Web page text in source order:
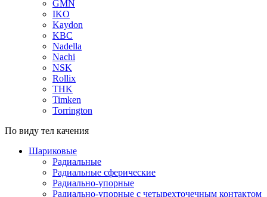
GMN
IKO
Kaydon
KBC
Nadella
Nachi
NSK
Rollix
THK
Timken
Torrington
По виду тел качения
Шариковые
Радиальные
Радиальные сферические
Радиально-упорные
Радиально-упорные с четырехточечным контактом